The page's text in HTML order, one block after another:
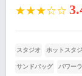
★★★☆☆
スタジオ ホットスタ
サンドバッグ パワー